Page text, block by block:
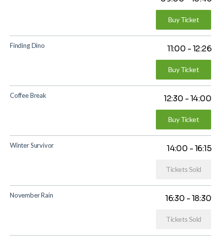
Buy Ticket
Finding Dino 11:00 -12:26
Buy Ticket
Coffee Break 12:30 -14:00
Buy Ticket
Winter Survivor 14:00 -16:15
Tickets Sold
November Rain 16:30 -18:30
Tickets Sold